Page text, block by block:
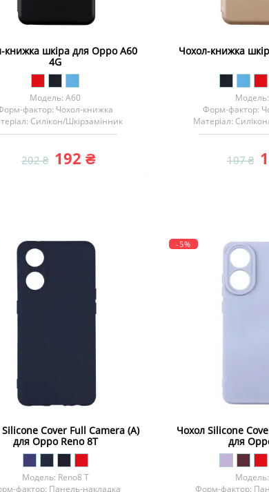
книжка шкіра для Oppo A60
4G
Модель: A60
фактор: Чохол-книжка
Силiкон/Шкірзамінник
202 ₴ 192 ₴
Чохол-книжка
Форм-фактор:
Матеріал:
107 ₴
Cover Full Camera (A)
для Oppo Reno 8T
Модель: Reno8 T
фактор: Панель-накладка
-5%
Чохол Silicone
для
Форм-фактор: